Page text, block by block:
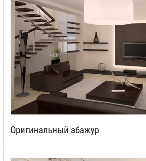
Оригинальный абажур